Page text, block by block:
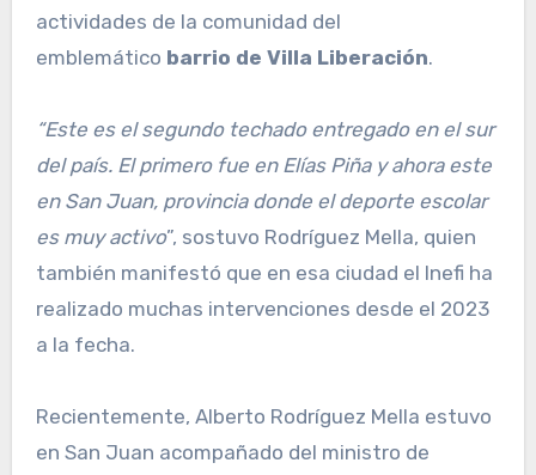
actividades de la comunidad del
emblemático barrio de Villa Liberación.
“Este es el segundo techado entregado en el sur
del país. El primero fue en Elías Piña y ahora este
en San Juan, provincia donde el deporte escolar
es muy activo”, sostuvo Rodríguez Mella, quien
también manifestó que en esa ciudad el Inefi ha
realizado muchas intervenciones desde el 2023
a la fecha.
Recientemente, Alberto Rodríguez Mella estuvo
en San Juan acompañado del ministro de